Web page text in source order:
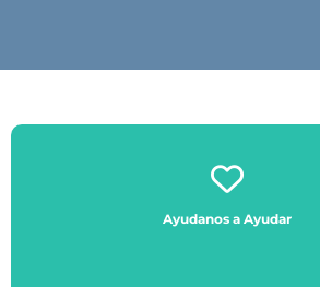
Ayudanos a Ayudar